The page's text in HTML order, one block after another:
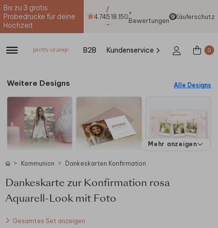
Bis zu 3 gratis
Probedrucke für deine
Hochzeit
4.74
/
5
-
18.150+
Bewertungen
Käuferschutz
B2B Kundenservice 0
Weitere Designs Alle Designs
Mehr anzeigen
Kommunion Dankeskarten Konfirmation
Dankeskarte zur Konfirmation rosa
Aquarell-Look mit Foto
Gesamtes Set anzeigen